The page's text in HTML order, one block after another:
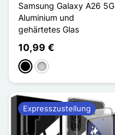
Samsung Galaxy A26 5G
Aluminium und
gehärtetes Glas
10,99 €
Schwarz
Silber
Expresszustellung